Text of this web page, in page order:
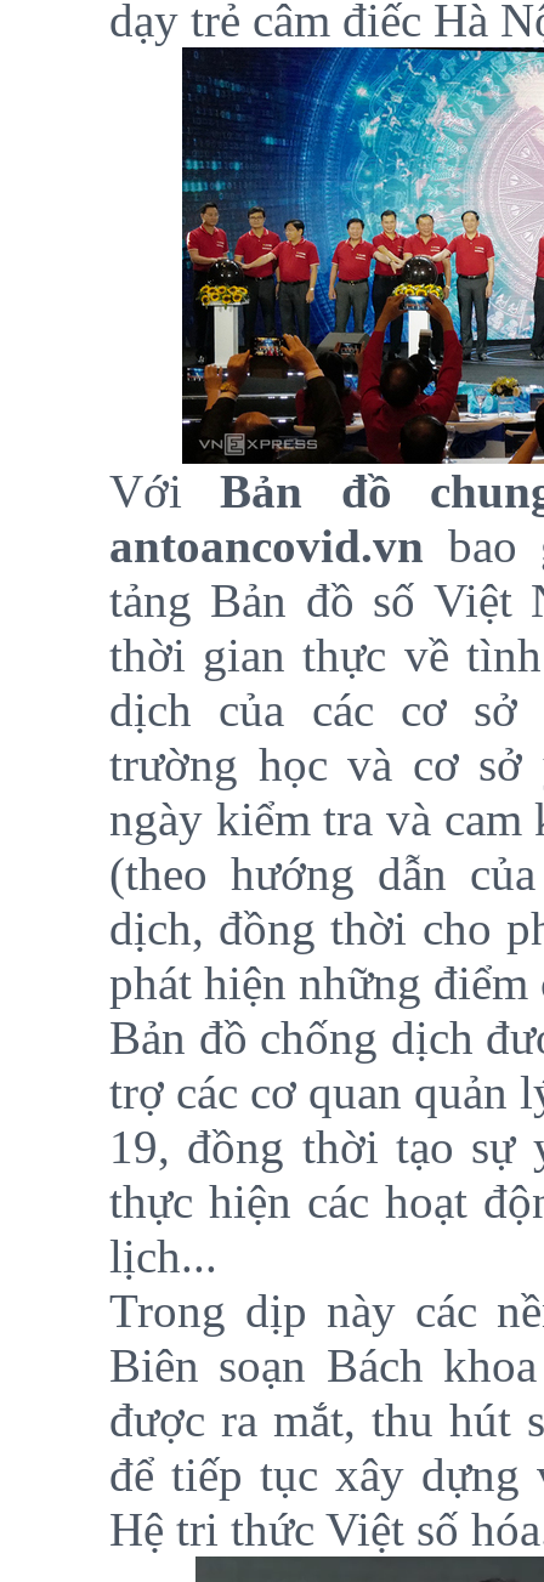
dạy trẻ câm điếc Hà
VớiBản đồ
antoancovid.vn bao
tảng Bản đồ số Việt
thời gian thực về
dịch của các cơ
trường học và cơ
ngày kiểm tra và cam
(theo hướng dẫn
dịch, đồng thời cho
phát hiện những điểm
Bản đồ chống dịch
trợ các cơ quan quản
19, đồng thời tạo sự
thực hiện các hoạt
lịch...
Trong dịp này các
Biên soạn Bách
được ra mắt, thu hút
để tiếp tục xây dựng
Hệ tri thức Việt số